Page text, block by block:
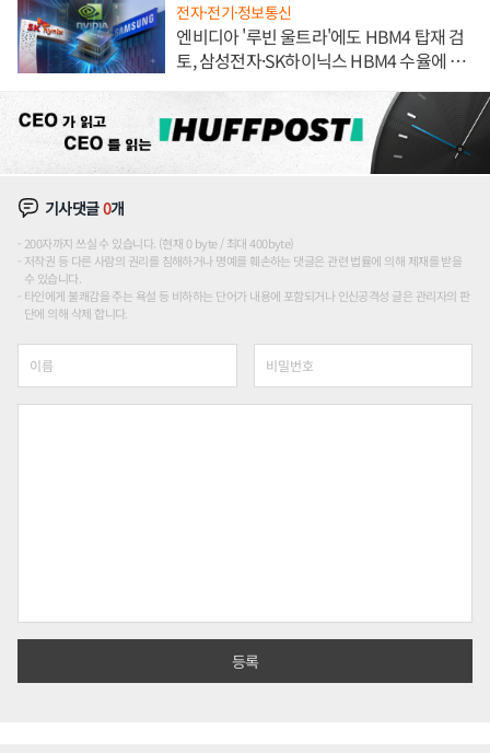
전자·전기·정보통신
엔비디아 '루빈 울트라'에도 HBM4 탑재 검
토, 삼성전자·SK하이닉스 HBM4 수율에 주
기사댓글0개
200자까지 쓰실 수 있습니다. (현재 0 byte / 최대 400byte)
저작권 등 다른 사람의 권리를 침해하거나 명예를 훼손하는 댓글은 관련 법률에 의해 제재를 받을
수 있습니다.
타인에게 불쾌감을 주는 욕설 등 비하하는 단어가 내용에 포함되거나 인신공격성 글은 관리자의 판
단에 의해 삭제 합니다.